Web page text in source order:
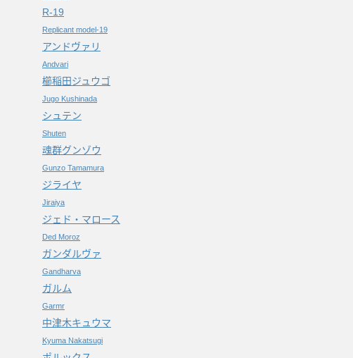
R-19
Replicant model-19
アンドヴァリ
Andvari
櫛稲田ジュウゴ
Jugo Kushinada
シュテン
Shuten
魂群グンゾウ
Gunzo Tamamura
ジライヤ
Jiraiya
ジェド・マロース
Ded Moroz
ガンダルヴァ
Gandharva
ガルム
Garmr
中津木キュウマ
Kyuma Nakatsugi